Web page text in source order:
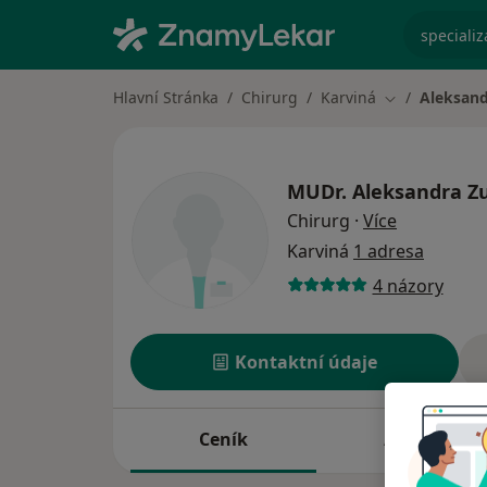
Hlavní Stránka Chirurg Karviná Změna města
MUDr. Aleksandra
Chirurg · Více
Karviná 1 adresa
4 názory
Kontaktní údaje
Ceník Adresy